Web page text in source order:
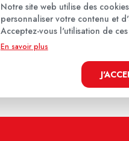
Notre site web utilise des
personnaliser votre contenu et
Acceptez-vous l'utilisation de
En savoir plus